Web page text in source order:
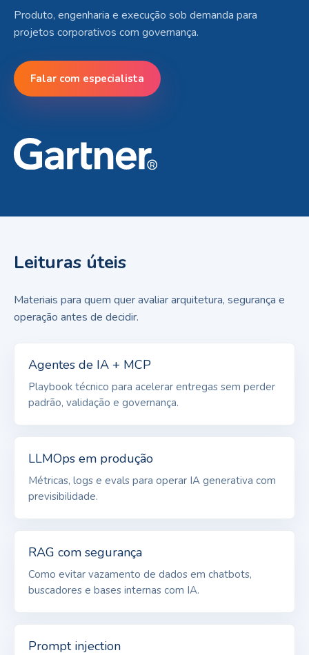
Produto, engenharia e execução sob demanda para
projetos corporativos com governança.
Falar com especialista
Leituras úteis
Materiais para quem quer avaliar arquitetura, segurança e
operação antes de decidir.
Agentes de IA + MCP
Playbook técnico para acelerar entregas sem perder
padrão, validação e governança.
LLMOps em produção
Métricas, logs e evals para operar IA generativa com
previsibilidade.
RAG com segurança
Como evitar vazamento de dados em chatbots,
buscadores e bases internas com IA.
Prompt injection